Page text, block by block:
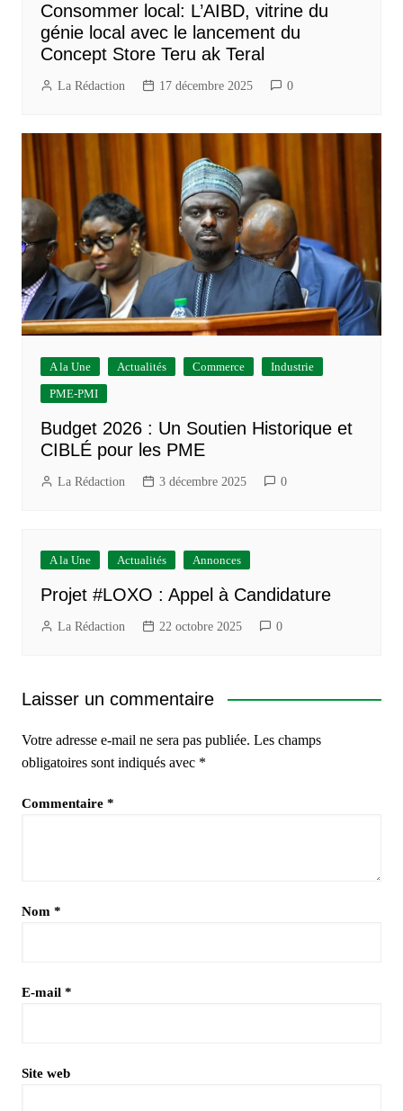
Consommer local: L’AIBD, vitrine du
génie local avec le lancement du
Concept Store Teru ak Teral
La Rédaction 17 décembre 2025 0
A la Une Actualités Commerce
Industrie
PME-PMI
Budget 2026 : Un Soutien Historique et
CIBLÉ pour les PME
La Rédaction 3 décembre 2025 0
A la Une Actualités Annonces
Projet #LOXO : Appel à Candidature
La Rédaction 22 octobre 2025 0
Laisser un commentaire
Votre adresse e-mail ne sera pas publiée. Les champs
obligatoires sont indiqués avec *
Commentaire *
Nom *
E-mail *
Site web